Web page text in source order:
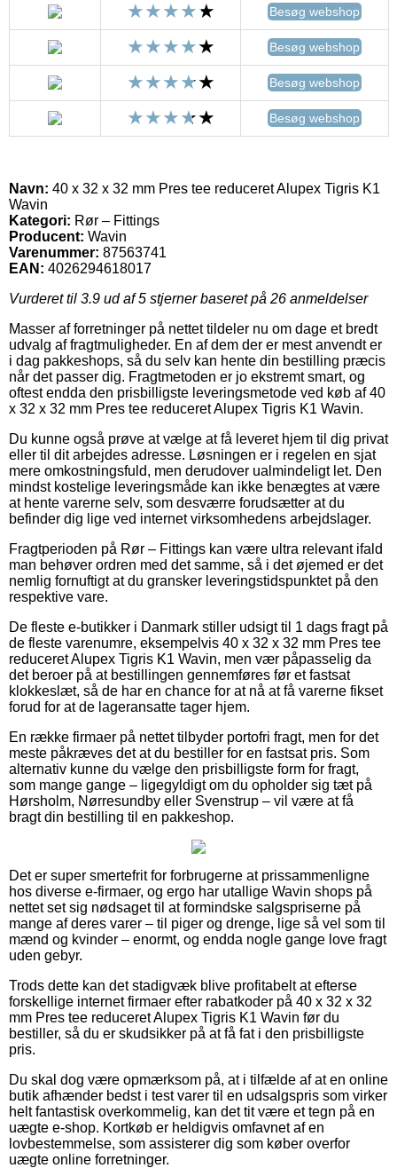
Besøg webshop
Besøg webshop
Besøg webshop
Besøg webshop
Navn: 40 x 32 x 32 mm Pres tee reduceret Alupex Tigris K1
Wavin
Kategori: Rør – Fittings
Producent: Wavin
Varenummer: 87563741
EAN: 4026294618017
Vurderet til 3.9 ud af 5 stjerner baseret på 26 anmeldelser
Masser af forretninger på nettet tildeler nu om dage et bredt
udvalg af fragtmuligheder. En af dem der er mest anvendt er
i dag pakkeshops, så du selv kan hente din bestilling præcis
når det passer dig. Fragtmetoden er jo ekstremt smart, og
oftest endda den prisbilligste leveringsmetode ved køb af 40
x 32 x 32 mm Pres tee reduceret Alupex Tigris K1 Wavin.
Du kunne også prøve at vælge at få leveret hjem til dig privat
eller til dit arbejdes adresse. Løsningen er i regelen en sjat
mere omkostningsfuld, men derudover ualmindeligt let. Den
mindst kostelige leveringsmåde kan ikke benægtes at være
at hente varerne selv, som desværre forudsætter at du
befinder dig lige ved internet virksomhedens arbejdslager.
Fragtperioden på Rør – Fittings kan være ultra relevant ifald
man behøver ordren med det samme, så i det øjemed er det
nemlig fornuftigt at du gransker leveringstidspunktet på den
respektive vare.
De fleste e-butikker i Danmark stiller udsigt til 1 dags fragt på
de fleste varenumre, eksempelvis 40 x 32 x 32 mm Pres tee
reduceret Alupex Tigris K1 Wavin, men vær påpasselig da
det beroer på at bestillingen gennemføres før et fastsat
klokkeslæt, så de har en chance for at nå at få varerne fikset
forud for at de lageransatte tager hjem.
En række firmaer på nettet tilbyder portofri fragt, men for det
meste påkræves det at du bestiller for en fastsat pris. Som
alternativ kunne du vælge den prisbilligste form for fragt,
som mange gange – ligegyldigt om du opholder sig tæt på
Hørsholm, Nørresundby eller Svenstrup – vil være at få
bragt din bestilling til en pakkeshop.
Det er super smertefrit for forbrugerne at prissammenligne
hos diverse e-firmaer, og ergo har utallige Wavin shops på
nettet set sig nødsaget til at formindske salgspriserne på
mange af deres varer – til piger og drenge, lige så vel som til
mænd og kvinder – enormt, og endda nogle gange love fragt
uden gebyr.
Trods dette kan det stadigvæk blive profitabelt at efterse
forskellige internet firmaer efter rabatkoder på 40 x 32 x 32
mm Pres tee reduceret Alupex Tigris K1 Wavin før du
bestiller, så du er skudsikker på at få fat i den prisbilligste
pris.
Du skal dog være opmærksom på, at i tilfælde af at en online
butik afhænder bedst i test varer til en udsalgspris som virker
helt fantastisk overkommelig, kan det tit være et tegn på en
uægte e-shop. Kortkøb er heldigvis omfavnet af en
lovbestemmelse, som assisterer dig som køber overfor
uægte online forretninger.